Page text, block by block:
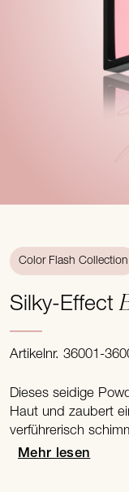
Color Flash Collection
Silky-Effect
Artikelnr. 36001-
Dieses seidige
Haut und zaubert
verführerisch
Mehr lesen